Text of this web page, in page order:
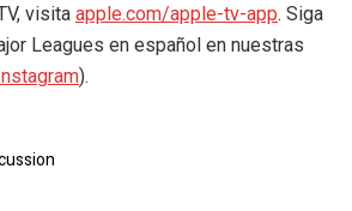
visita apple.com/apple-tv-app. Siga
Leagues en español en nuestras
).